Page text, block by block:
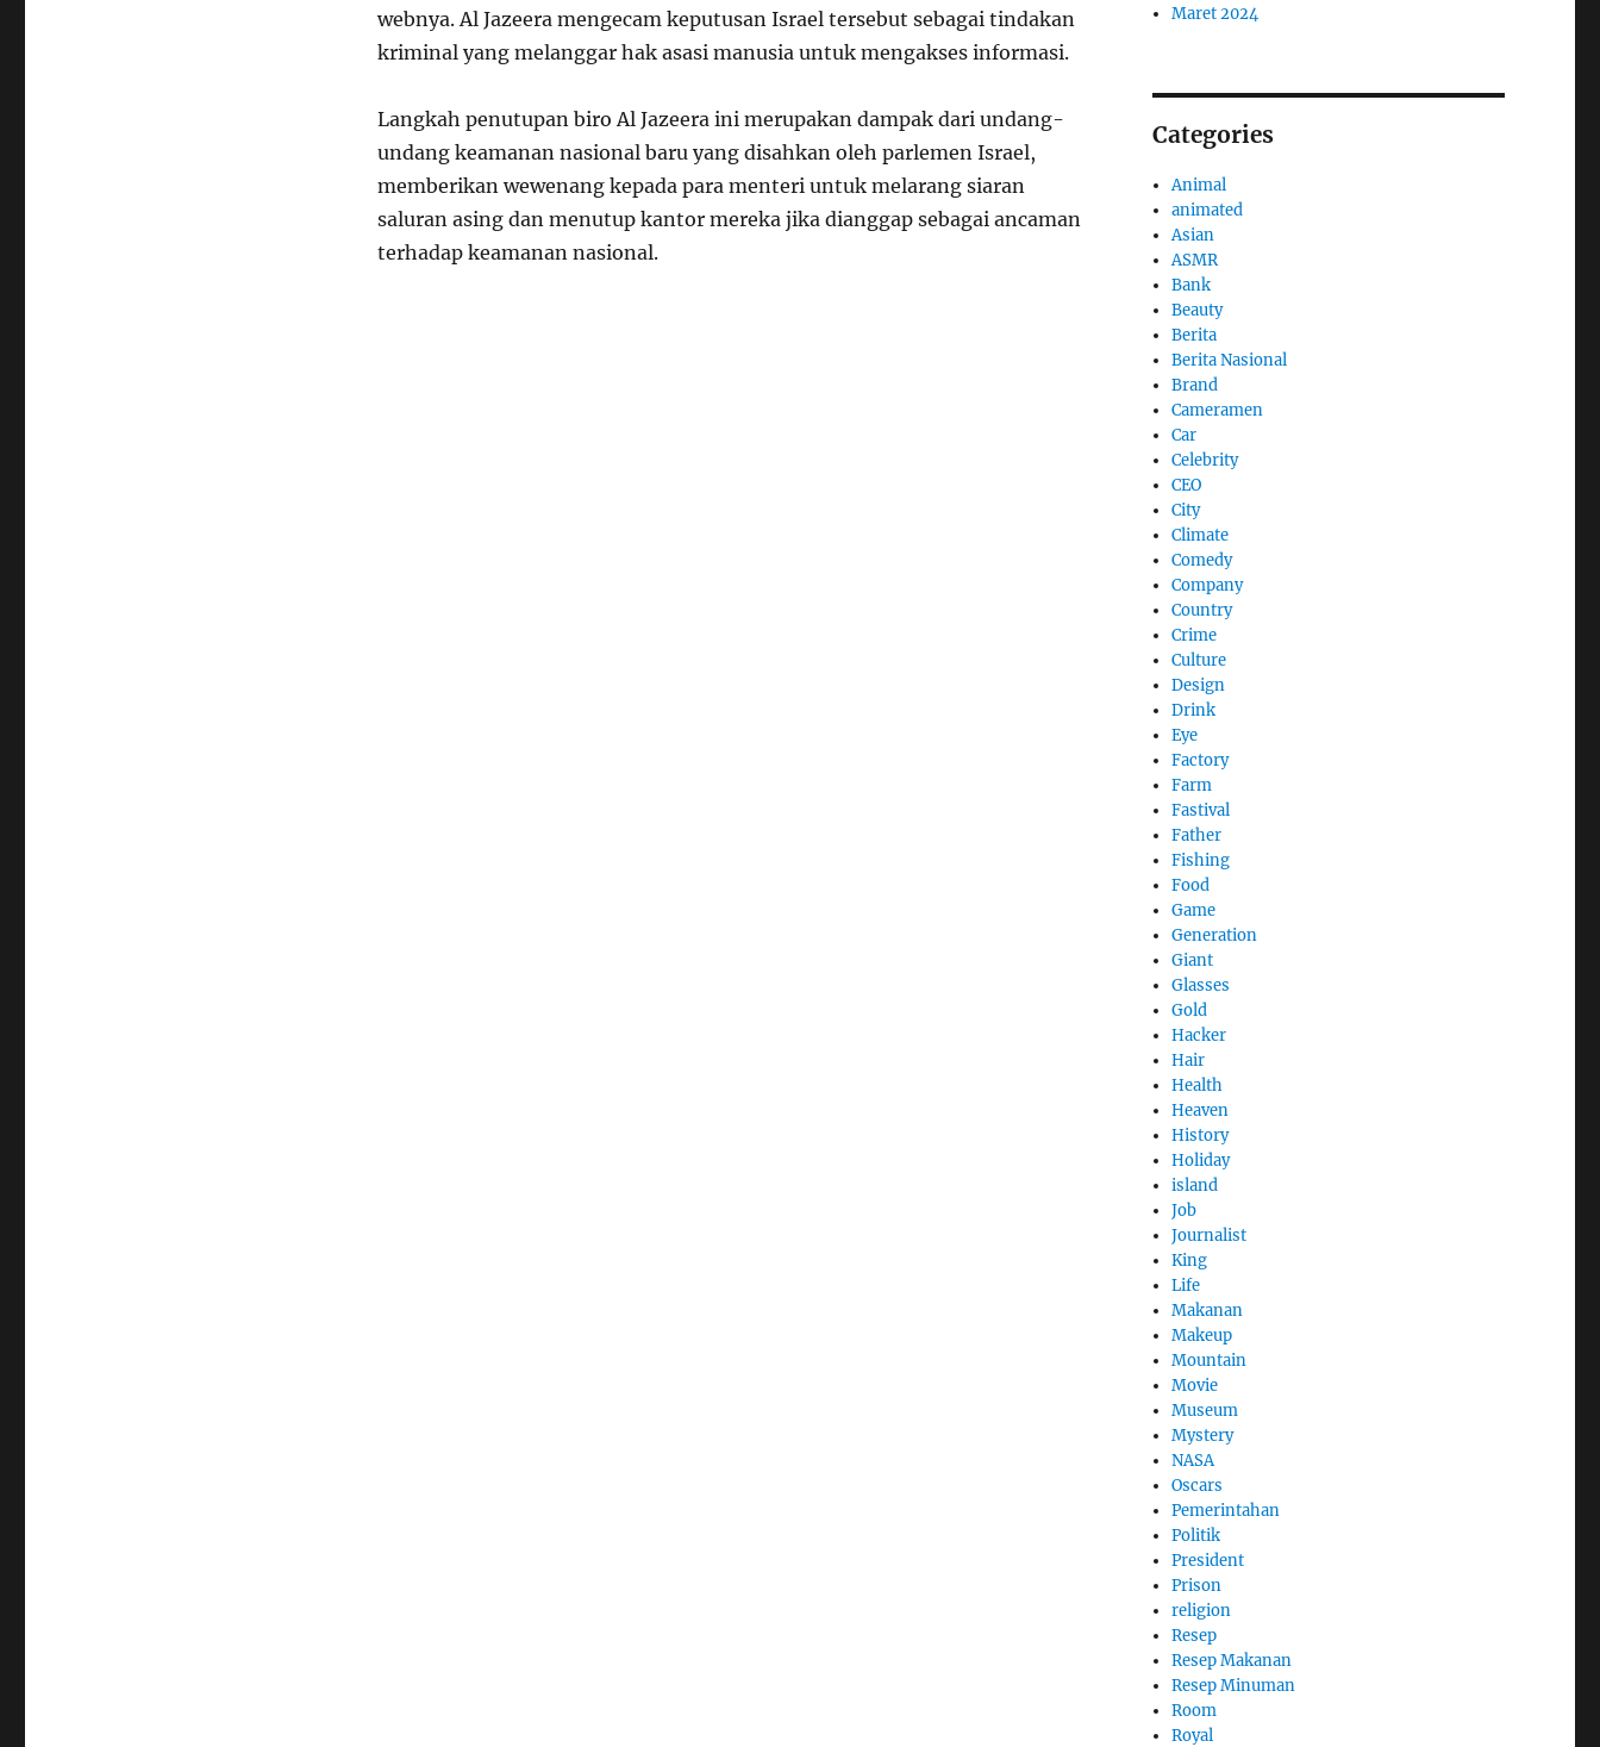
webnya. Al Jazeera mengecam keputusan Israel tersebut sebagai tindakan
kriminal yang melanggar hak asasi manusia untuk mengakses informasi.
Langkah penutupan biro Al Jazeera ini merupakan dampak dari undang-
undang keamanan nasional baru yang disahkan oleh parlemen Israel,
memberikan wewenang kepada para menteri untuk melarang siaran
saluran asing dan menutup kantor mereka jika dianggap sebagai ancaman
terhadap keamanan nasional.
Maret 2024
Categories
Animal
animated
Asian
ASMR
Bank
Beauty
Berita
Berita Nasional
Brand
Cameramen
Car
Celebrity
CEO
City
Climate
Comedy
Company
Country
Crime
Culture
Design
Drink
Eye
Factory
Farm
Fastival
Father
Fishing
Food
Game
Generation
Giant
Glasses
Gold
Hacker
Hair
Health
Heaven
History
Holiday
island
Job
Journalist
King
Life
Makanan
Makeup
Mountain
Movie
Museum
Mystery
NASA
Oscars
Pemerintahan
Politik
President
Prison
religion
Resep
Resep Makanan
Resep Minuman
Room
Royal